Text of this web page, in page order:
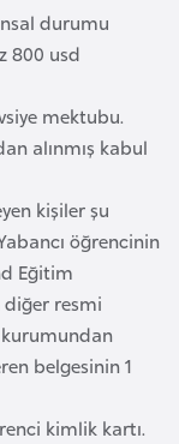
durumu
800 usd
mektubu.
alınmış kabul
kişiler şu
öğrencinin
Eğitim
diğer resmi
belgesinin 1
kimlik kartı.